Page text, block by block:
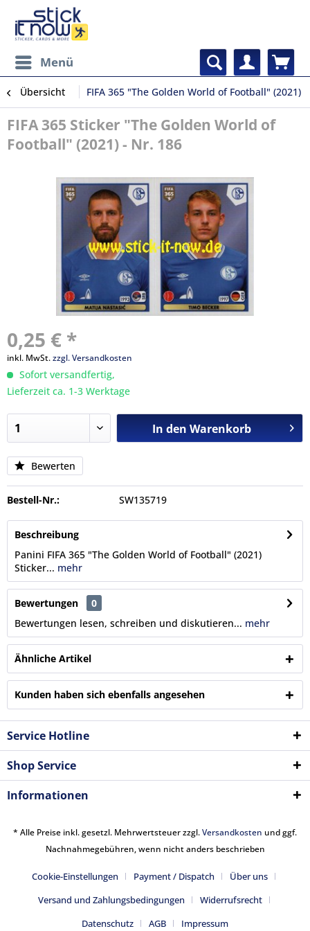
Menü
Übersicht FIFA 365 "The Golden World of Football" (2021)
FIFA 365 Sticker "The Golden World of
Football" (2021) - Nr. 186
0,25 € *
inkl. MwSt.zzgl. Versandkosten
Sofort versandfertig,
Lieferzeit ca. 1-3 Werktage
In den Warenkorb
Bewerten
Bestell-Nr.: SW135719
Beschreibung
Panini FIFA 365 "The Golden World of Football" (2021)
Sticker... mehr
Bewertungen
0
Bewertungen lesen, schreiben und diskutieren... mehr
Ähnliche Artikel
Kunden haben sich ebenfalls angesehen
Service Hotline
Shop Service
Informationen
* Alle Preise inkl. gesetzl. Mehrwertsteuer zzgl.Versandkosten und ggf.
Nachnahmegebühren, wenn nicht anders beschrieben
Cookie-Einstellungen Payment / Dispatch
Über uns
Versand und Zahlungsbedingungen
Widerrufsrecht
Datenschutz
AGB Impressum